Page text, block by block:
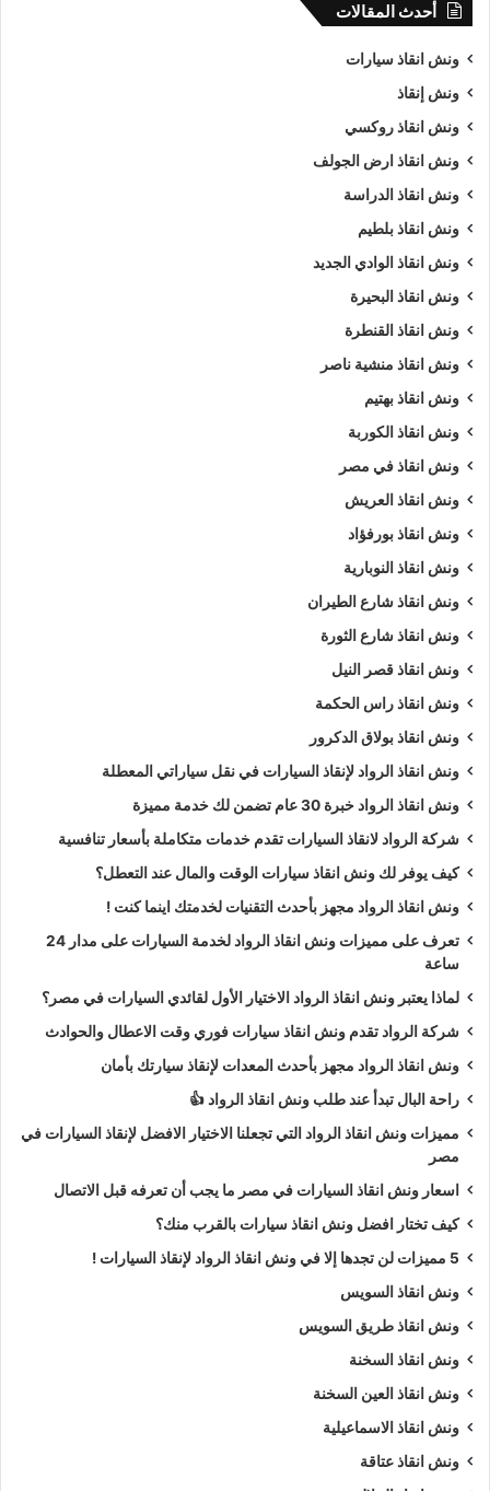
أحدث المقالات
ونش انقاذ سيارات
ونش إنقاذ
ونش انقاذ روكسي
ونش انقاذ ارض الجولف
ونش انقاذ الدراسة
ونش انقاذ بلطيم
ونش انقاذ الوادي الجديد
ونش انقاذ البحيرة
ونش انقاذ القنطرة
ونش انقاذ منشية ناصر
ونش انقاذ بهتيم
ونش انقاذ الكوربة
ونش انقاذ في مصر
ونش انقاذ العريش
ونش انقاذ بورفؤاد
ونش انقاذ النوبارية
ونش انقاذ شارع الطيران
ونش انقاذ شارع الثورة
ونش انقاذ قصر النيل
ونش انقاذ راس الحكمة
ونش انقاذ بولاق الدكرور
ونش انقاذ الرواد لإنقاذ السيارات في نقل سياراتي المعطلة
ونش انقاذ الرواد خبرة 30 عام تضمن لك خدمة مميزة
شركة الرواد لانقاذ السيارات تقدم خدمات متكاملة بأسعار تنافسية
كيف يوفر لك ونش انقاذ سيارات الوقت والمال عند التعطل؟
ونش انقاذ الرواد مجهز بأحدث التقنيات لخدمتك اينما كنت !
تعرف على مميزات ونش انقاذ الرواد لخدمة السيارات على مدار 24
ساعة
لماذا يعتبر ونش انقاذ الرواد الاختيار الأول لقائدي السيارات في مصر؟
شركة الرواد تقدم ونش انقاذ سيارات فوري وقت الاعطال والحوادث
ونش انقاذ الرواد مجهز بأحدث المعدات لإنقاذ سيارتك بأمان
راحة البال تبدأ عند طلب ونش انقاذ الرواد 👍
مميزات ونش انقاذ الرواد التي تجعلنا الاختيار الافضل لإنقاذ السيارات في
مصر
اسعار ونش انقاذ السيارات في مصر ما يجب أن تعرفه قبل الاتصال
كيف تختار افضل ونش انقاذ سيارات بالقرب منك؟
5 مميزات لن تجدها إلا في ونش انقاذ الرواد لإنقاذ السيارات !
ونش انقاذ السويس
ونش انقاذ طريق السويس
ونش انقاذ السخنة
ونش انقاذ العين السخنة
ونش انقاذ الاسماعيلية
ونش انقاذ عتاقة